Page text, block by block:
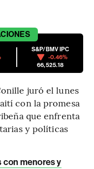
S&P/BMV IPC
-0.46%
66,525.18
juró el lunes
con la promesa
que enfrenta
y políticas
con menores y